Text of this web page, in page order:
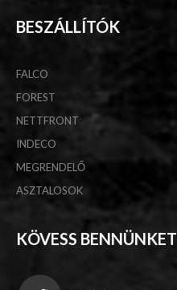
BESZÁLLÍTÓK
FALCO
FOREST
NETTFRONT
INDECO
MEGRENDELŐ
ASZTALOSOK
KÖVESS BENNÜNKET